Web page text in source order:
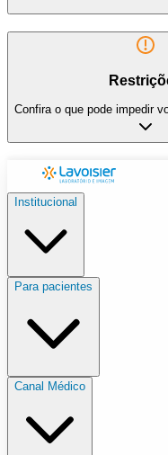
Confira o que pode impedir
Institucional
Para pacientes
Canal Médico